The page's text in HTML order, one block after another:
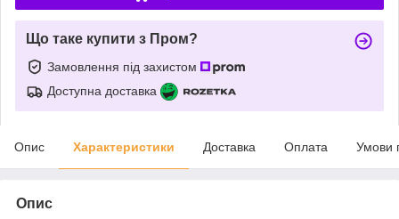
Що таке купити з Пром?
Замовлення під захистом
Доступна доставка
Опис Характеристики Доставка Оплата Умови
Опис